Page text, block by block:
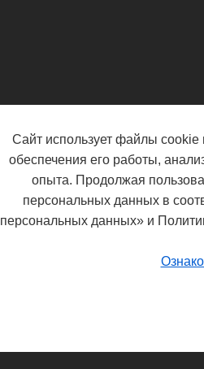
Сайт использует файлы cookie
обеспечения его работы,
опыта. Продолжая
персональных данных в
персональных данных» и